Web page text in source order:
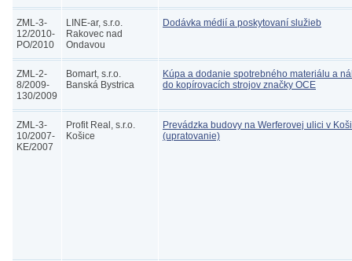
ZML-3-
12/2010-
PO/2010
LINE-ar, s.r.o.
Rakovec nad
Ondavou
Dodávka médií a poskytovaní služieb
ZML-2-
8/2009-
130/2009
Bomart, s.r.o.
Banská Bystrica
Kúpa a dodanie spotrebného materiálu a
do kopírovacích strojov značky OCE
ZML-3-
10/2007-
KE/2007
Profit Real, s.r.o.
Košice
Prevádzka budovy na Werferovej ulici v
(upratovanie)